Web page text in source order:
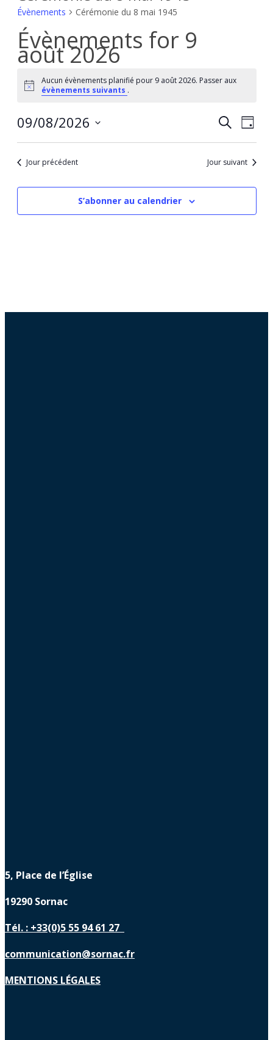
Évènements Cérémonie du 8 mai 1945
Évènements for 9
août 2026
Notice
Aucun évènements planifié pour 9 août 2026. Passer aux
évènements suivants .
et
de
vues
Recherche
de
Jour
09/08/2026
Sélectionnez
uneJour précédent Jour suivant
S’abonner au calendrier
5, Place de l’Église
19290 Sornac
Tél. : +33(0)5 55 94 61 27
communication@sornac.fr
MENTIONS LÉGALES